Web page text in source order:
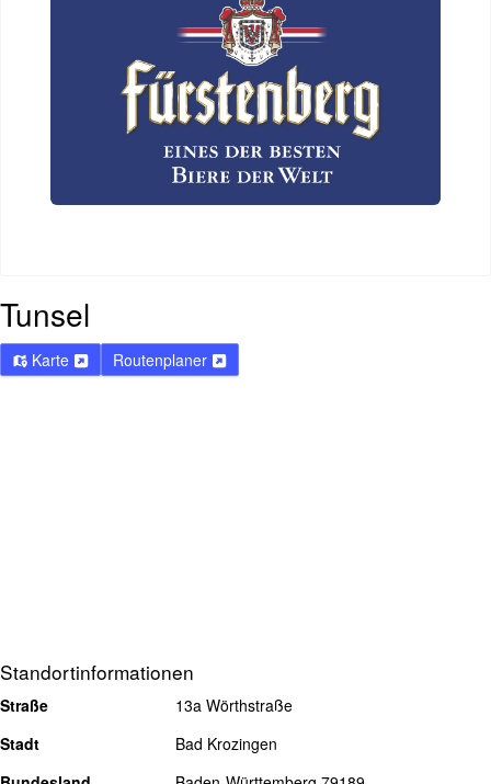
Tunsel
Karte Routenplaner
Standortinformationen
Straße
13a Wörthstraße
Stadt
Bad Krozingen